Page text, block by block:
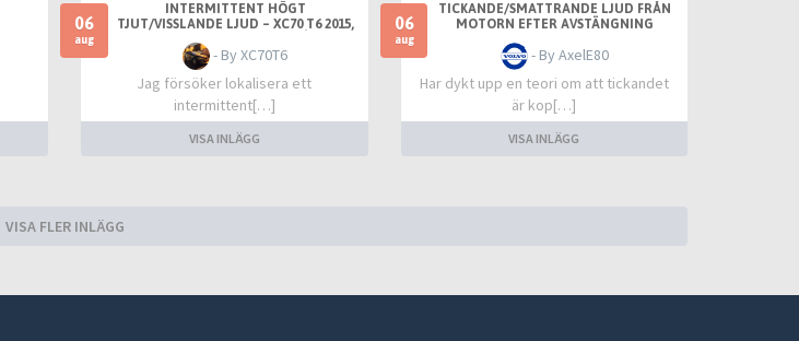
06
aug
INTERMITTENT HÖGT
TJUT/VISSLANDE LJUD – XC70 T6 2015,
FRÄMST VID VARM TOMGÅNG
- By XC70T6
Jag försöker lokalisera ett
intermittent[…]
VISA INLÄGG
06
aug
TICKANDE/SMATTRANDE LJUD FRÅN
MOTORN EFTER AVSTÄNGNING
- By AxelE80
Har dykt upp en teori om att tickandet
är kop[…]
VISA INLÄGG
VISA FLER INLÄGG